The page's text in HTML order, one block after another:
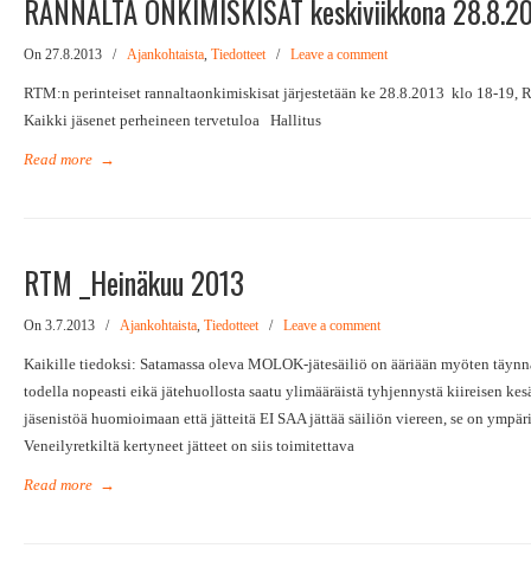
RANNALTA ONKIMISKISAT keskiviikkona
On 27.8.2013 / Ajankohtaista, Tiedotteet / Leave a comment
RTM:n perinteiset rannaltaonkimiskisat järjestetään ke 28.8.2013 klo 18-19,
Kaikki jäsenet perheineen tervetuloa Hallitus
Read more →
RTM _Heinäkuu 2013
On 3.7.2013 / Ajankohtaista, Tiedotteet / Leave a comment
Kaikille tiedoksi: Satamassa oleva MOLOK-jätesäiliö on ääriään myöten
todella nopeasti eikä jätehuollosta saatu ylimääräistä tyhjennystä kiireisen
jäsenistöä huomioimaan että jätteitä EI SAA jättää säiliön viereen, se on
Veneilyretkiltä kertyneet jätteet on siis toimitettava
Read more →